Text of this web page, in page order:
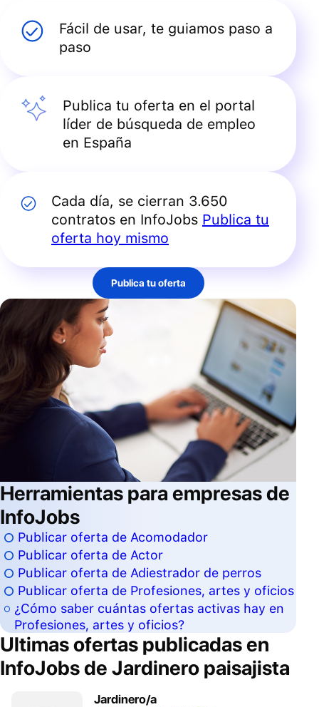
Fácil de usar, te guiamos paso a
paso
Publica tu oferta en el portal
líder de búsqueda de empleo
en España
Cada día, se cierran 3.650
contratos en InfoJobs Publica tu
oferta hoy mismo
Publica tu oferta
Herramientas para empresas de
InfoJobs
Publicar oferta de Acomodador
Publicar oferta de Actor
Publicar oferta de Adiestrador de perros
Publicar oferta de Profesiones, artes y oficios
¿Cómo saber cuántas ofertas activas hay en
Profesiones, artes y oficios?
Ultimas ofertas publicadas en
InfoJobs de Jardinero paisajista
Jardinero/a